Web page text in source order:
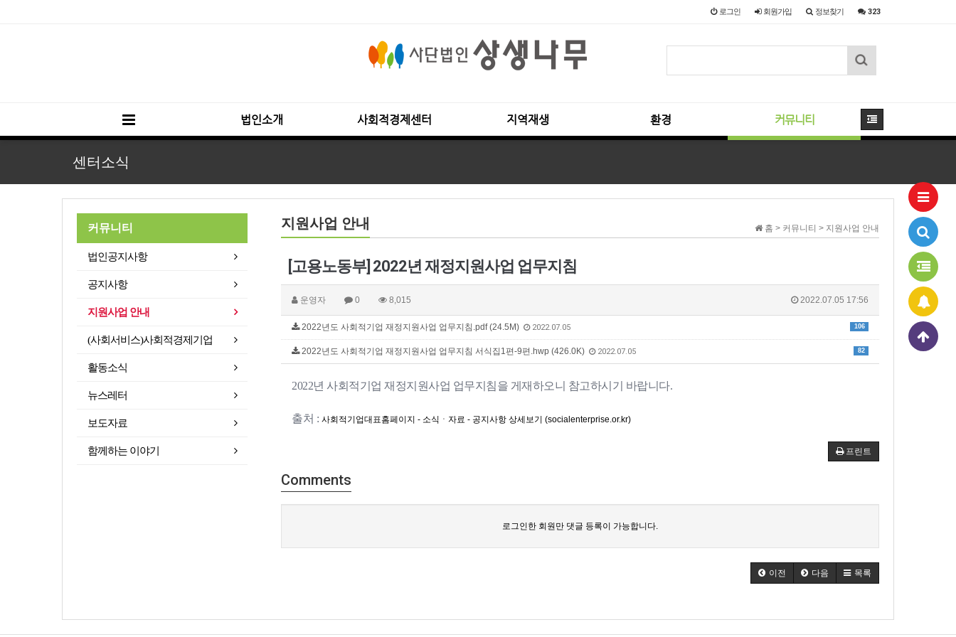
로그인 회원가입 정보찾기 323
법인소개 사회적경제센터 지역재생 환경 커뮤니티
센터소식
홈 > 커뮤니티 > 지원사업 안내
지원사업 안내
[고용노동부] 2022년 재정지원사업 업무지침
운영자 0 8,015 2022.07.05 17:56
106
2022년도 사회적기업 재정지원사업 업무지침.pdf (24.5M) 2022.07.05
82
2022년도 사회적기업 재정지원사업 업무지침 서식집1편-9편.hwp (426.0K) 2022.07.05
2022년 사회적기업 재정지원사업 업무지침을 게재하오니 참고하시기 바랍니다.
출처 : 사회적기업대표홈페이지 - 소식ㆍ자료 - 공지사항 상세보기 (socialenterprise.or.kr)
프린트
Comments
로그인한 회원만 댓글 등록이 가능합니다.
이전 다음 목록
커뮤니티
법인공지사항
공지사항
지원사업 안내
(사회서비스)사회적경제기업
활동소식
뉴스레터
보도자료
함께하는 이야기